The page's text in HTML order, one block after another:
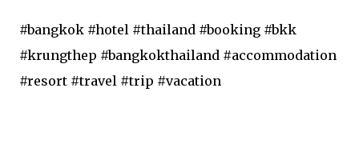
#bangkok #hotel #thailand #booking #bkk
#krungthep #bangkokthailand #accommodation
#resort #travel #trip #vacation